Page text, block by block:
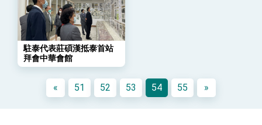
外交部重要言論
我國政府將在美國亞利桑納州設立「駐鳳凰城辦
事處」，進一步深化台美交流合作
駐泰代表莊碩漢抵泰首站
拜會中華會館
« 51 52 53 54 55 »